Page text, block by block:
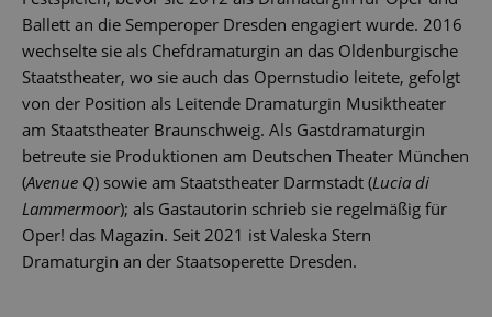
Ballett an die Semperoper Dresden engagiert wurde. 2016
wechselte sie als Chefdramaturgin an das Oldenburgische
Staatstheater, wo sie auch das Opernstudio leitete, gefolgt
von der Position als Leitende Dramaturgin Musiktheater
am Staatstheater Braunschweig. Als Gastdramaturgin
betreute sie Produktionen am Deutschen Theater München
(Avenue Q) sowie am Staatstheater Darmstadt (Lucia di
Lammermoor); als Gastautorin schrieb sie regelmäßig für
Oper! das Magazin. Seit 2021 ist Valeska Stern
Dramaturgin an der Staatsoperette Dresden.